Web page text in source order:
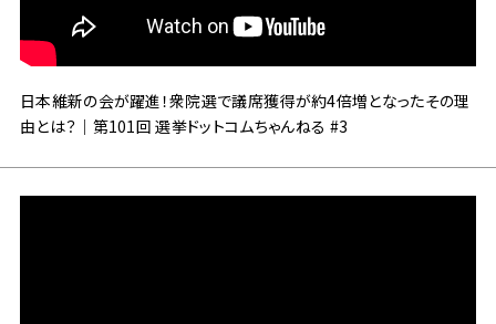
日本維新の会が躍進！衆院選で議席獲得が約4倍増となったその理
由とは？｜第101回 選挙ドットコムちゃんねる #3